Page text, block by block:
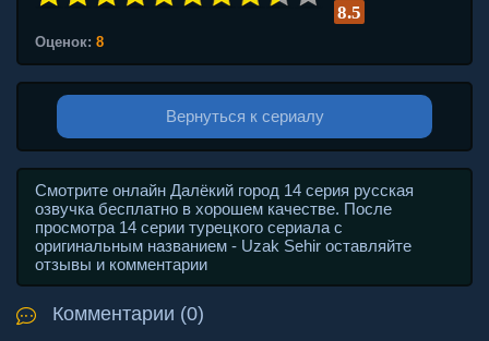
8.5
Оценок: 8
Вернуться к сериалу
Смотрите онлайн Далёкий город 14 серия русская
озвучка бесплатно в хорошем качестве. После
просмотра 14 серии турецкого сериала с
оригинальным названием - Uzak Sehir оставляйте
отзывы и комментарии
Комментарии (0)